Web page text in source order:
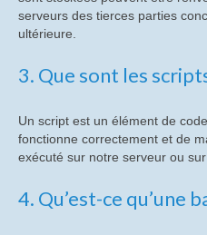
Causerie sur les «
Causerie sur
Causerie : les
serveurs des tierces parties
ultérieure.
3. Que sont les
Un script est un élément de
fonctionne correctement et de
exécuté sur notre serveur ou
4. Qu’est-ce qu’une